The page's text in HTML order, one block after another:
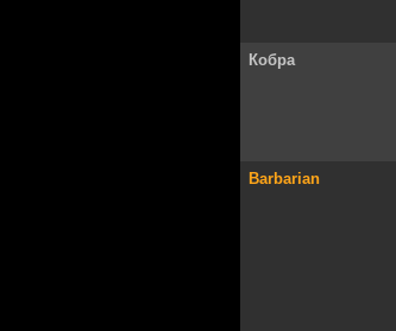
Кобра
Barbarian